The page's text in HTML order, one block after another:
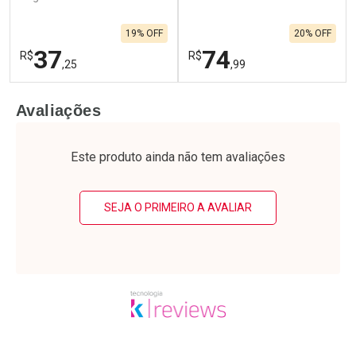
R$37,25
19% OFF
Laboratório
Por Menos
R$74,99
20% OFF
Laboratório
Por Menos
Avaliações
Este produto ainda não tem avaliações
SEJA O PRIMEIRO A AVALIAR